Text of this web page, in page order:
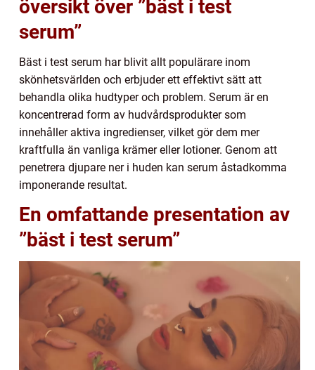
översikt över ”bäst i test
serum”
Bäst i test serum har blivit allt populärare inom
skönhetsvärlden och erbjuder ett effektivt sätt att
behandla olika hudtyper och problem. Serum är en
koncentrerad form av hudvårdsprodukter som
innehåller aktiva ingredienser, vilket gör dem mer
kraftfulla än vanliga krämer eller lotioner. Genom att
penetrera djupare ner i huden kan serum åstadkomma
imponerande resultat.
En omfattande presentation av
”bäst i test serum”